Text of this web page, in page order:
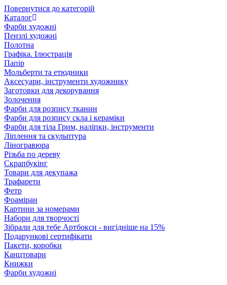
Повернутися до категорій
Каталог
Фарби художні
Пензлі художні
Полотна
Графіка. Ілюстрація
Папір
Мольберти та етюдники
Аксесуари, інструменти художнику
Заготовки для декорування
Золочення
Фарби для розпису тканин
Фарби для розпису скла і кераміки
Фарби для тіла Грим, наліпки, інструменти
Ліплення та скульптура
Ліногравюра
Різьба по дереву
Скрапбукінг
Товари для декупажа
Трафарети
Фетр
Фоаміран
Картини за номерами
Набори для творчості
Зібрали для тебе Артбокси - вигідніше на 15%
Подарункові сертифікати
Пакети, коробки
Канцтовари
Книжки
Фарби художні